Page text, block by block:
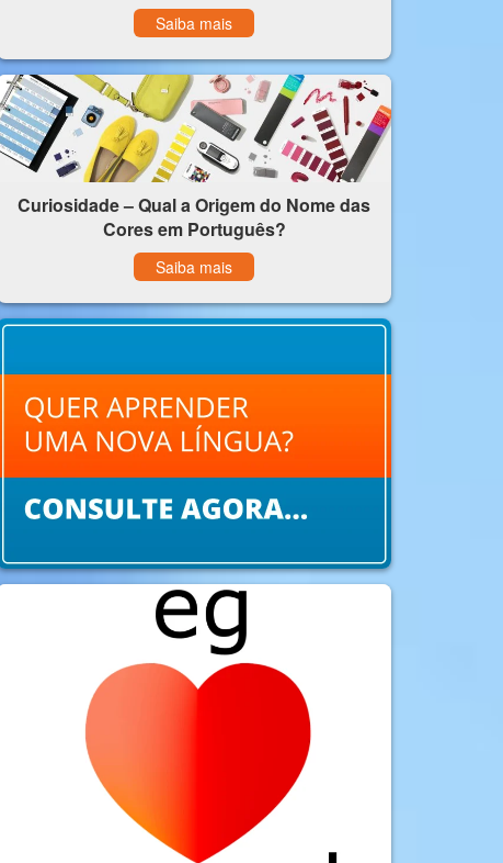
Saiba mais
Curiosidade – Qual a Origem do Nome das
Cores em Português?
Saiba mais